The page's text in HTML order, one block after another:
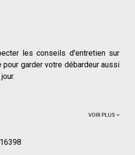
les conseils d'entretien sur
garder votre débardeur aussi
VOIR PLUS